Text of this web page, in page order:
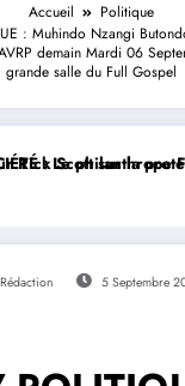
Accueil
Politique
: Muhindo Nzangi
demain Mardi 06
grande salle du Full Gospel
du
Frank Mwaka
Rédaction 5 Septembre